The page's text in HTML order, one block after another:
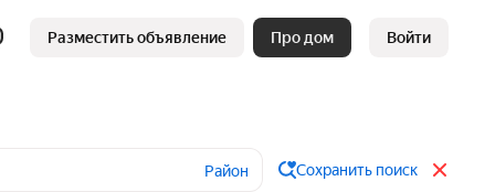
Разместить объявление Про дом Войти
Район Сохранить поиск